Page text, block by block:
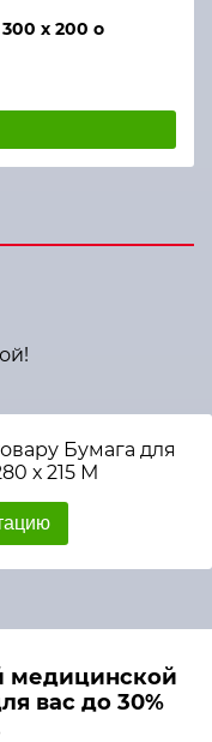
х 200 о
Бумага для
х 215 М
медицинской
вас до 30%